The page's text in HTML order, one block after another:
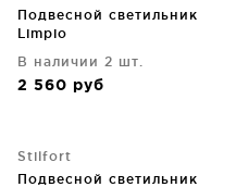
Подвесной светильник
Limpio
В наличии 2 шт.
2 560 руб
Stilfort
Подвесной светильник